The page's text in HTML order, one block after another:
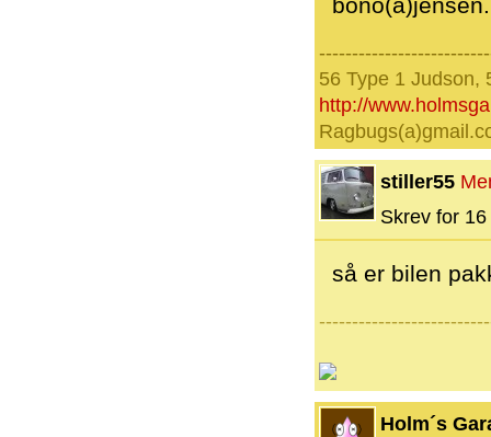
56 Type 1 Judson,
http://
stiller55
Skrev for
så er bilen
Holm´s